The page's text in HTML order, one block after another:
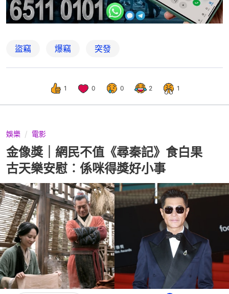
盜竊 爆竊 突發
1 0 0 2 1
娛樂 電影
金像獎｜網民不值《尋秦記》食白果
古天樂安慰︰係咪得獎好小事